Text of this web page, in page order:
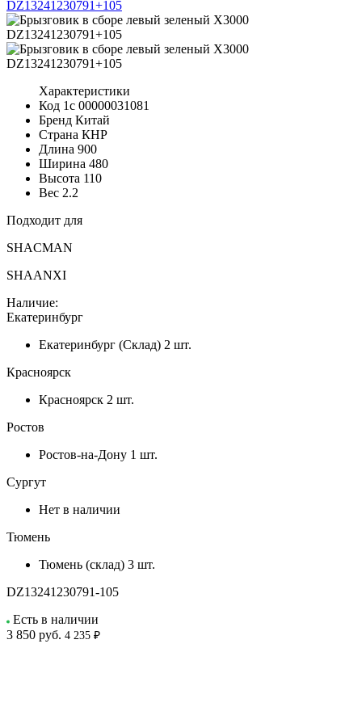
Характеристики
Код 1с 00000031081
Бренд Китай
Страна КНР
Длина 900
Ширина 480
Высота 110
Вес 2.2
Подходит для
SHACMAN
SHAANXI
Наличие:
Екатеринбург
Екатеринбург (Склад) 2 шт.
Красноярск
Красноярск 2 шт.
Ростов
Ростов-на-Дону 1 шт.
Сургут
Нет в наличии
Тюмень
Тюмень (склад) 3 шт.
DZ13241230791-105
Есть в наличии
3 850 руб. 4 235 ₽